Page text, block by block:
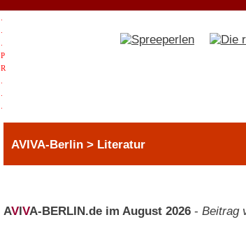
P
R
AVIVA-Berlin > Literatur
AV VA-BERLIN.de im August 2026 - Beitrag